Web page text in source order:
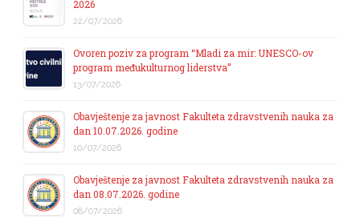
2026
22/07/2026
Ovoren poziv za program “Mladi za mir: UNESCO-ov
program međukulturnog liderstva”
13/07/2026
Obavještenje za javnost Fakulteta zdravstvenih nauka za
dan 10.07.2026. godine
10/07/2026
Obavještenje za javnost Fakulteta zdravstvenih nauka za
dan 08.07.2026. godine
08/07/2026